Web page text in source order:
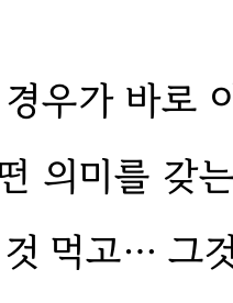
우가 바로
의미를 갖
먹고… 그